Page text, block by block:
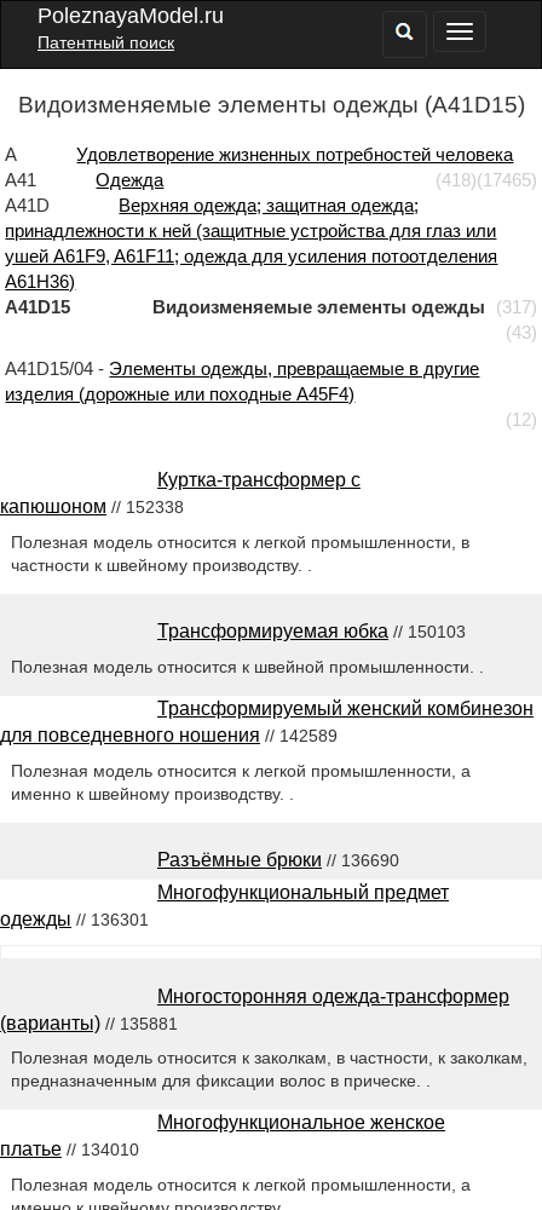
PoleznayaModel.ru
Патентный поиск
Видоизменяемые элементы одежды (A41D15)
A
Удовлетворение жизненных потребностей человека
(17465)
A41 Одежда
(418)
A41D
Верхняя одежда; защитная одежда;
принадлежности к ней (защитные устройства для глаз или
ушей A61F9, A61F11; одежда для усиления потоотделения
A61H36)
(317)
A41D15 Видоизменяемые элементы одежды
(43)
A41D15/04 - Элементы одежды, превращаемые в другие
изделия (дорожные или походные A45F4)
(12)
Куртка-трансформер с
капюшоном // 152338
Полезная модель относится к легкой промышленности, в
частности к швейному производству. .
Трансформируемая юбка // 150103
Полезная модель относится к швейной промышленности. .
Трансформируемый женский комбинезон
для повседневного ношения // 142589
Полезная модель относится к легкой промышленности, а
именно к швейному производству. .
Разъёмные брюки // 136690
Многофункциональный предмет
одежды // 136301
Многосторонняя одежда-трансформер
(варианты) // 135881
Полезная модель относится к заколкам, в частности, к заколкам,
предназначенным для фиксации волос в прическе. .
Многофункциональное женское
платье // 134010
Полезная модель относится к легкой промышленности, а